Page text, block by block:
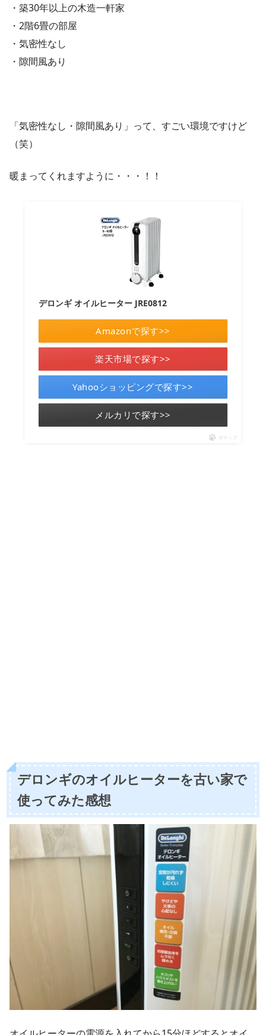
・築30年以上の木造一軒家
・2階6畳の部屋
・気密性なし
・隙間風あり
「気密性なし・隙間風あり」って、すごい環境ですけど
（笑）
暖まってくれますように・・・！！
デロンギ オイルヒーター JRE0812
Amazonで探す>>
楽天市場で探す>>
Yahooショッピングで探す>>
メルカリで探す>>
ポチップ
デロンギのオイルヒーターを古い家で
使ってみた感想